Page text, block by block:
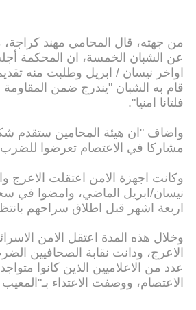
من جهته، قال المحامي مهند
عن الشبان الخمسة، ان المحكمة
اواخر نيسان / ابريل وطلبت منه
قام به الشبان "يندرج ضمن
فلتانا امنيا".
مشاركا في الاعتصام تعرضوا
وكانت اجهزة الامن اعتقلت الاعرج
نيسان/ابريل الماضي، وامضوا في
اربعة اشهر قبل اطلاق سراحهم
وخلال هذه المدة اعتقل الامن
الاعرج، ودانت نقابة الصحافيين
عدد من الاعلاميين الذين كانوا
الاعتصام، ووصفت الاعتداء